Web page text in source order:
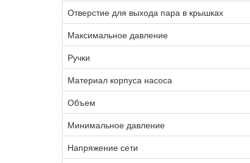
Отверстие для выхода пара в крышках
Максимальное давление
Ручки
Материал корпуса насоса
Объем
Минимальное давление
Напряжение сети